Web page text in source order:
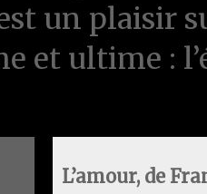
un plaisir
et ultime :
L’amour, de